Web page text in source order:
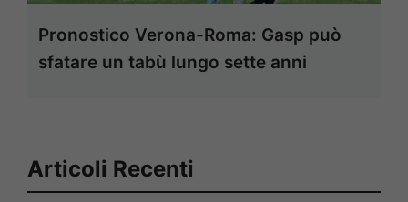
Pronostico Verona-Roma: Gasp può
sfatare un tabù lungo sette anni
Articoli Recenti